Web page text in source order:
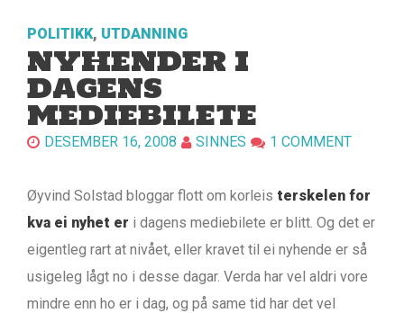
POLITIKK, UTDANNING
NYHENDER I
DAGENS
MEDIEBILETE
DESEMBER 16, 2008 SINNES 1 COMMENT
Øyvind Solstad bloggar flott om korleis terskelen for
kva ei nyhet er i dagens mediebilete er blitt. Og det er
eigentleg rart at nivået, eller kravet til ei nyhende er så
usigeleg lågt no i desse dagar. Verda har vel aldri vore
mindre enn ho er i dag, og på same tid har det vel